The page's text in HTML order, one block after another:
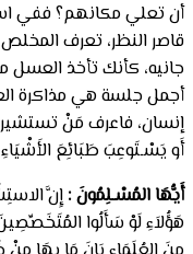
أن تعلي مكانهم؟ ففي
قاصر النظر، تعرف
جانيه، كأنك تأخذ العسل
أجمل جلسة هي مذاكرة
إنسان، فاعرف مَنْ
أَو يَسْـتَوعِبَ طَبَائِعَ
أَيُّهَا المُسْـلِمُونَ: إِنَّ
هَؤُلاَءِ لَوْ سَأَلُوا